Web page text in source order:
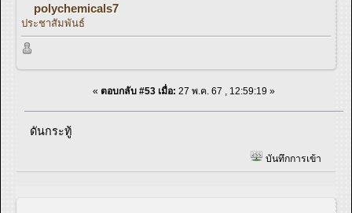
polychemicals7
ประชาสัมพันธ์
« ตอบกลับ #53 เมื่อ: 27 พ.ค. 67 , 12:59:19 »
ดันกระทู้
บันทึกการเข้า